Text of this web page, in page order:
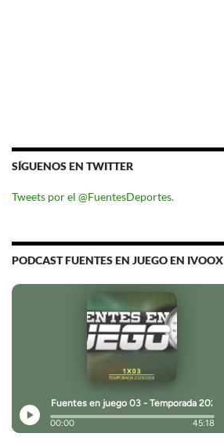
SÍGUENOS EN TWITTER
Tweets por el @FuentesDeportes.
PODCAST FUENTES EN JUEGO EN IVOOX